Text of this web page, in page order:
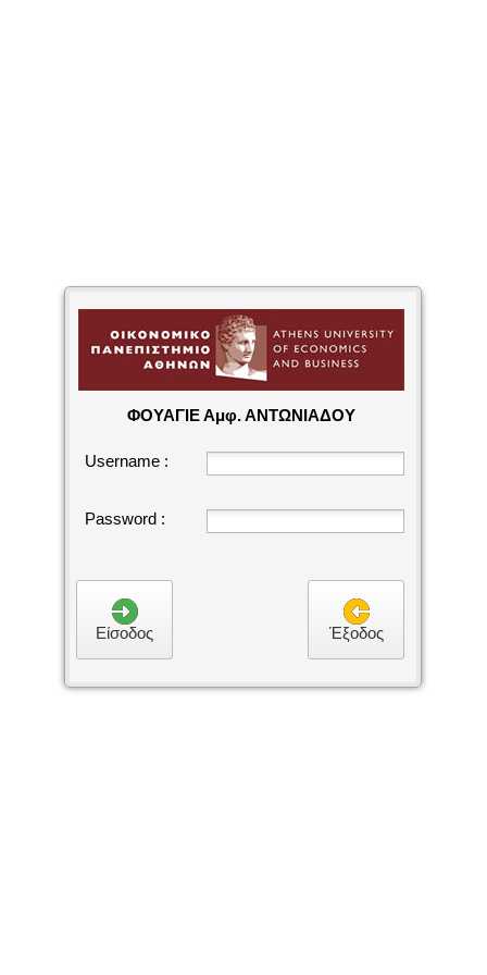
Είσοδος Έξοδος
Username :
Password :
ΦΟΥΑΓΙΕ Αμφ. ΑΝΤΩΝΙΑΔΟΥ